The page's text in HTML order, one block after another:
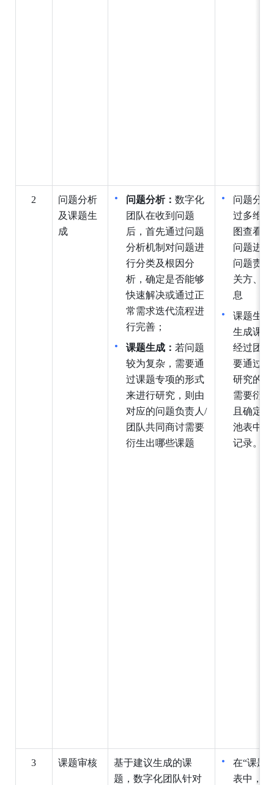
2
问题分析
及课题生
成
问题分析： 数字化
团队在收到问题
后，首先通过问题
分析机制对问题进
行分类及根因分
析，确定是否能够
快速解决或通过正
常需求迭代流程进
行完善；
课题生成： 若问题
较为复杂，需要通
过课题专项的形式
来进行研究，则由
对应的问题负责人/
团队共同商讨需要
衍生出哪些课题
问题分
过多维
图查看
问题进
问题责
关方、
息
课题生
生成课
经过团
要通过
研究的
需要衍
且确定
池表中
记录。
3 课题审核
基于建议生成的课
题，数字化团队针对
在“课题
表中，